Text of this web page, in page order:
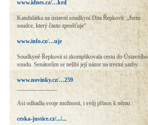
www.idnes.cz/…krd
Kandidátka na ústavní soudkyni Dita Řepková: „Jsem
soudce, který často zprošťuje“
www.info.cz/…uje
Soudkyně Řepková si zkomplikovala cestu do Ústavního
soudu. Senátorům se nelíbí její názor na trestní sazby
www.novinky.cz/…259
______________
Asi odhadla svoje možnosti, i svůj přínos k němu :
ceska-justice.cz/.../...